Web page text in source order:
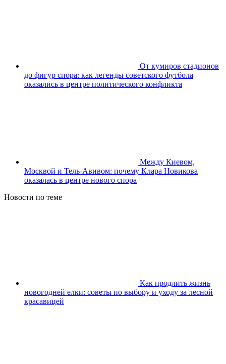
От кумиров стадионов
до фигур спора: как легенды советского футбола
оказались в центре политического конфликта
Между Киевом,
Москвой и Тель-Авивом: почему Клара Новикова
оказалась в центре нового спора
Новости по теме
Как продлить жизнь
новогодней елки: советы по выбору и уходу за лесной
красавицей